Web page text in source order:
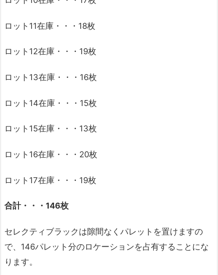
ロット11在庫・・・18枚
ロット12在庫・・・19枚
ロット13在庫・・・16枚
ロット14在庫・・・15枚
ロット15在庫・・・13枚
ロット16在庫・・・20枚
ロット17在庫・・・19枚
合計・・・146枚
セレクティブラックは隙間なくパレットを置けますの
で、146パレット分のロケーションを占有することにな
ります。